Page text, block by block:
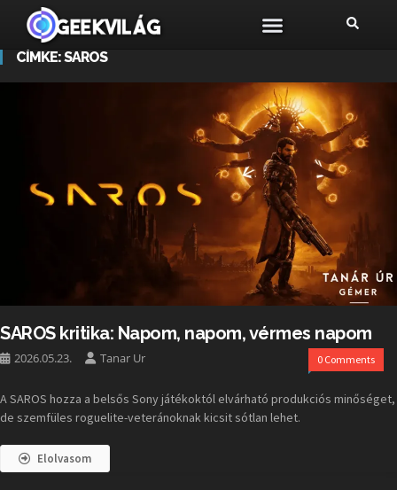
CÍMKE:SAROS
SAROS kritika: Napom, napom, vérmes napom
2026.05.23. Tanar Ur 0 Comments
A SAROS hozza a belsős Sony játékoktól elvárható produkciós minőséget,
de szemfüles roguelite-veteránoknak kicsit sótlan lehet.
Elolvasom